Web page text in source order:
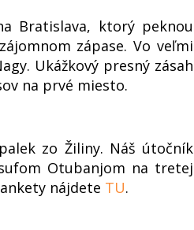
Bratislava, ktorý peknou
zápase. Vo veľmi
Ukážkový presný zásah
na prvé miesto.
zo Žiliny. Náš útočník
Otubanjom na tretej
nájdete TU.